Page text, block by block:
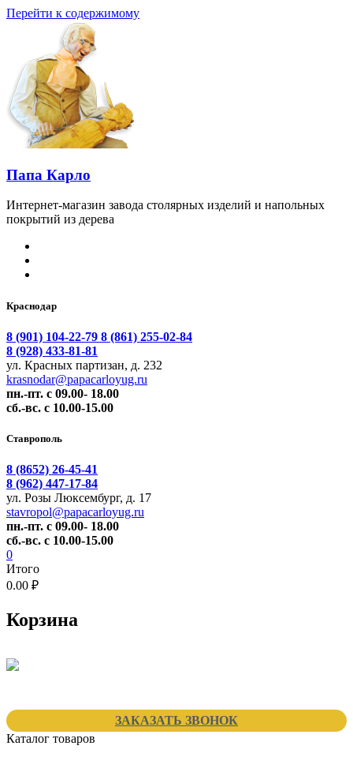
Перейти к содержимому
Папа Карло
Интернет-магазин завода столярных изделий и напольных
покрытий из дерева
Краснодар
8 (901) 104-22-79 8 (861) 255-02-84
8 (928) 433-81-81
ул. Красных партизан, д. 232
krasnodar@papacarloyug.ru
пн.-пт. с 09.00- 18.00
сб.-вс. с 10.00-15.00
Ставрополь
8 (8652) 26-45-41
8 (962) 447-17-84
ул. Розы Люксембург, д. 17
stavropol@papacarloyug.ru
пн.-пт. с 09.00- 18.00
сб.-вс. с 10.00-15.00
0
Итого
0.00 ₽
Корзина
ЗАКАЗАТЬ ЗВОНОК
Каталог товаров